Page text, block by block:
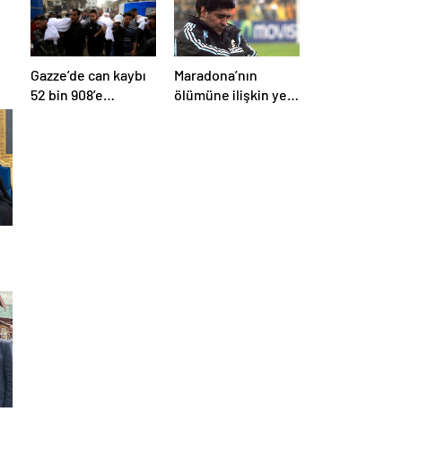
Gazze’de can kaybı
52 bin 908’e
Maradona’nın
ölümüne ilişkin yeni